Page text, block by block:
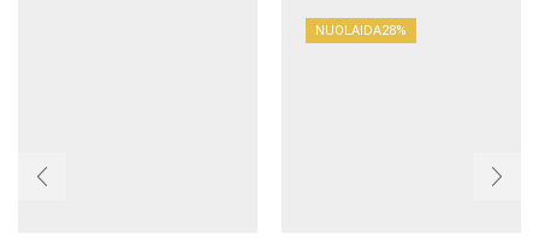
NUOLAIDA28%